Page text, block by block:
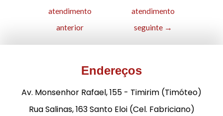
atendimento
anterior
atendimento
seguinte →
Endereços
Av. Monsenhor Rafael, 155 - Timirim (Timóteo)
Rua Salinas, 163 Santo Eloi (Cel. Fabriciano)